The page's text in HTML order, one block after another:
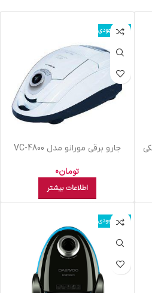
اتمام موجودی
جارو برقی مورانو مدل VC-4800
تومان0
اطلاعات بیشتر
اتمام موجودی